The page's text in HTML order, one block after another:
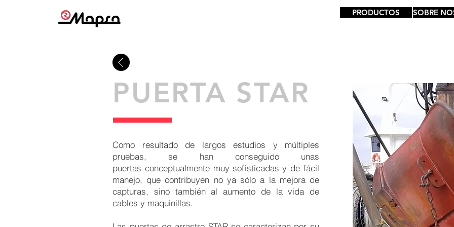
PRODUCTOS SOBRE
PUERTA STAR
Como resultado de largos estudios y múltiples
pruebas, se han conseguido unas
puertas conceptualmente muy sofisticadas y de fácil
manejo, que contribuyen no ya sólo a la mejora de
capturas, sino también al aumento de la vida de
cables y maquinillas.